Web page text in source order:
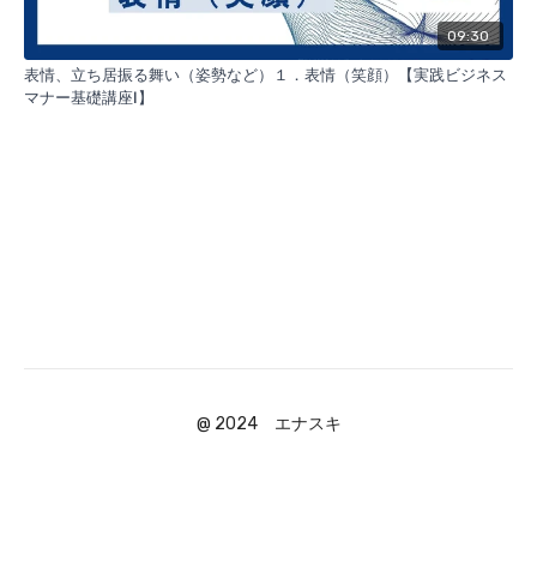
09:30
表情、立ち居振る舞い（姿勢など）１．表情（笑顔）【実践ビジネス
マナー基礎講座Ⅰ】
@ 2024 エナスキ